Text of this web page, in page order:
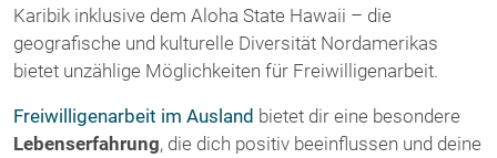
Karibik inklusive dem Aloha State Hawaii – die
geografische und kulturelle Diversität Nordamerikas
bietet unzählige Möglichkeiten für Freiwilligenarbeit.
Freiwilligenarbeit im Ausland bietet dir eine besondere
Lebenserfahrung, die dich positiv beeinflussen und deine